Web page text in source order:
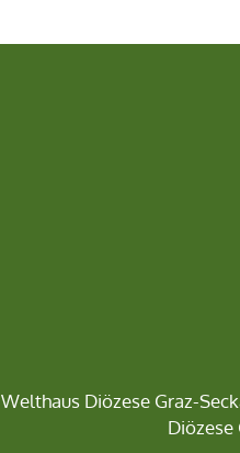
Welthaus Diözese Graz-
Diözese